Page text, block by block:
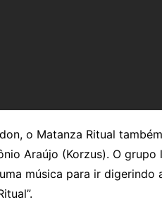
o Matanza Ritual
Araújo (Korzus). O
música para ir